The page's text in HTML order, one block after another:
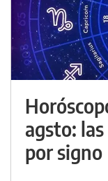
agsto:
por signo